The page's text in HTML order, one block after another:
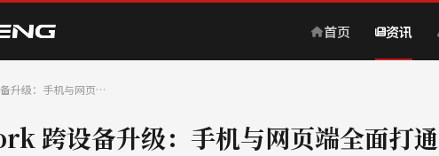
首页 资讯
升级：手机与网页…
跨设备升级：手机与网页端全面打通